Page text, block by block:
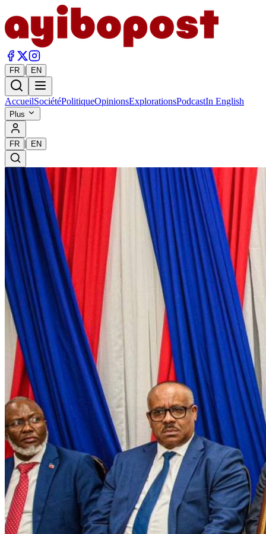
FR | EN
AccueilSociétéPolitiqueOpinionsExplorationsPodcastIn English
Plus
FR | EN